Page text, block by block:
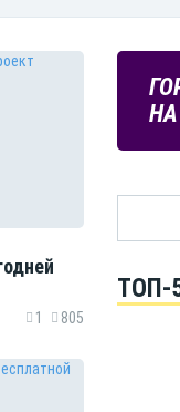
1 805
В
на
ТОП-